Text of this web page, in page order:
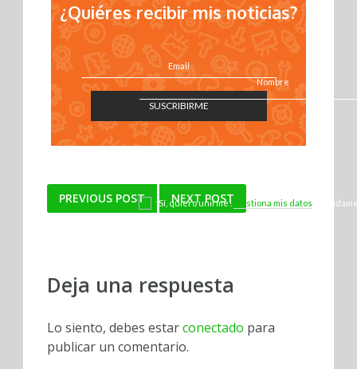
¿Quiéres recibir mis noticias?
¡Sí, quiero unirme! Gestiona mis datos y
Marca Ecofriendly.
SUSCRIBIRME
Post
PREVIOUS POST NEXT POST
Deja una respuesta
Lo siento, debes estarconectado para
publicar un comentario.